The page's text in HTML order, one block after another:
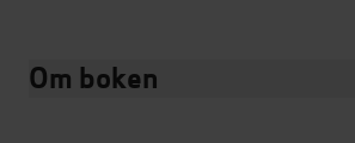
Om boken